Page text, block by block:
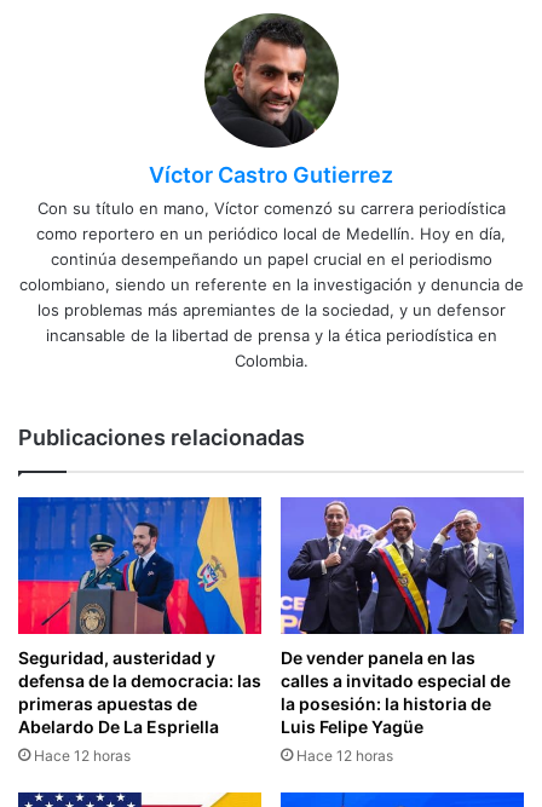
Víctor Castro Gutierrez
Con su título en mano, Víctor comenzó su carrera periodística
como reportero en un periódico local de Medellín. Hoy en día,
continúa desempeñando un papel crucial en el periodismo
colombiano, siendo un referente en la investigación y denuncia de
los problemas más apremiantes de la sociedad, y un defensor
incansable de la libertad de prensa y la ética periodística en
Colombia.
Publicaciones relacionadas
Seguridad, austeridad y
defensa de la democracia: las
primeras apuestas de
Abelardo De La Espriella
Hace 12 horas
De vender panela en las
calles a invitado especial de
la posesión: la historia de
Luis Felipe Yagüe
Hace 12 horas